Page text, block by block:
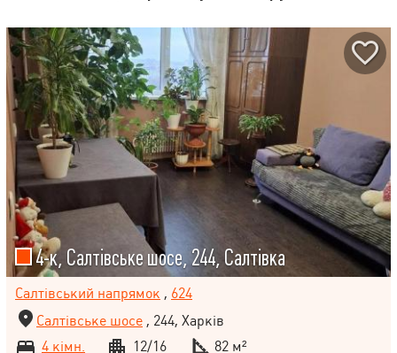
4-к, Салтівське шосе, 244, Салтівка
Салтівський напрямок , 624
Салтівське шосе , 244, Харків
4 кімн.
12/16 82 м²